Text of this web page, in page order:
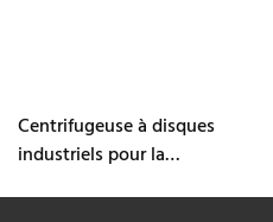
Centrifugeuse à disques
industriels pour la